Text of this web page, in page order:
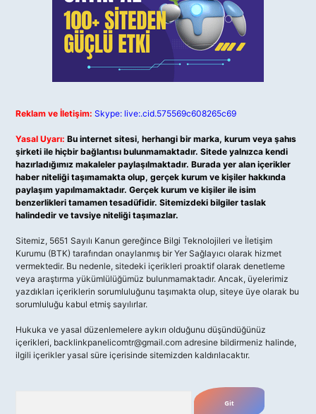
Reklam ve İletişim: Skype: live:.cid.575569c608265c69
Yasal Uyarı: Bu internet sitesi, herhangi bir marka, kurum veya şahıs
şirketi ile hiçbir bağlantısı bulunmamaktadır. Sitede yalnızca kendi
hazırladığımız makaleler paylaşılmaktadır. Burada yer alan içerikler
haber niteliği taşımamakta olup, gerçek kurum ve kişiler hakkında
paylaşım yapılmamaktadır. Gerçek kurum ve kişiler ile isim
benzerlikleri tamamen tesadüfidir. Sitemizdeki bilgiler taslak
halindedir ve tavsiye niteliği taşımazlar.
Sitemiz, 5651 Sayılı Kanun gereğince Bilgi Teknolojileri ve İletişim
Kurumu (BTK) tarafından onaylanmış bir Yer Sağlayıcı olarak hizmet
vermektedir. Bu nedenle, sitedeki içerikleri proaktif olarak denetleme
veya araştırma yükümlülüğümüz bulunmamaktadır. Ancak, üyelerimiz
yazdıkları içeriklerin sorumluluğunu taşımakta olup, siteye üye olarak bu
sorumluluğu kabul etmiş sayılırlar.
Hukuka ve yasal düzenlemelere aykırı olduğunu düşündüğünüz
içerikleri, backlinkpanelicomtr@gmail.com adresine bildirmeniz halinde,
ilgili içerikler yasal süre içerisinde sitemizden kaldırılacaktır.